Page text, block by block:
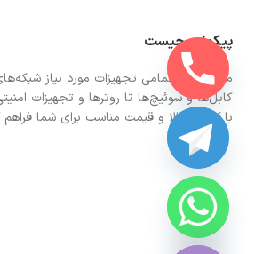
پیکونت چیست
ما در اینجا تمامی تجهیزات مورد نیاز
کابل‌ها و سوئیچ‌ها تا روترها و تجهیزات
با کیفیت بالا و قیمت مناسب برای شما فراهم
HIDE
CHATY